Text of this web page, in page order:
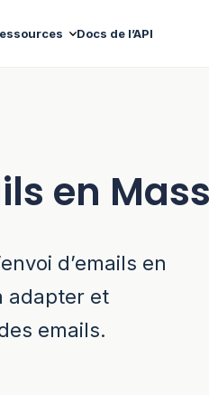
Docs de l’API
en
d’emails en
adapter et
emails.